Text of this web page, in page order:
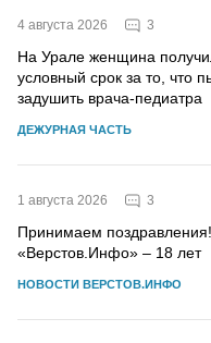
4 августа 2026 3
На Урале женщина
условный срок за то, что
задушить врача-педиатра
ДЕЖУРНАЯ ЧАСТЬ
1 августа 2026 3
Принимаем поздравления!
«Верстов.Инфо» – 18 лет
НОВОСТИ ВЕРСТОВ.ИНФО